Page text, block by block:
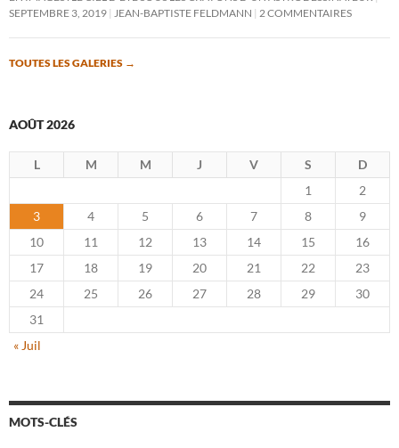
SEPTEMBRE 3, 2019 JEAN-BAPTISTE FELDMANN 2 COMMENTAIRES
TOUTES LES GALERIES →
AOÛT 2026
L M M J V S
D
1
2
3
4 5 6 7 8
9
10
11 12 13 14 15
16
17
18 19 20 21 22
23
24
25 26 27 28 29
30
31
« Juil
MOTS-CLÉS